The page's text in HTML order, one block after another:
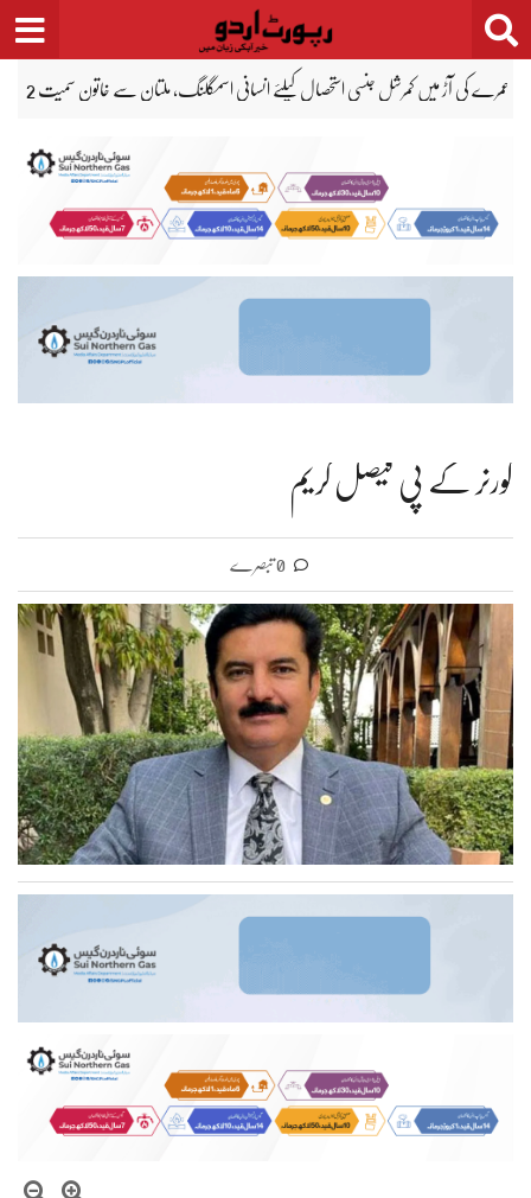
Skip
to
میر رضا کے والد کے وکیل جبران ناصر کا چیف جسٹس سندھ ہائیکورٹ کو خط
گورنر کے پی فیصل کریم
0 تبصرے